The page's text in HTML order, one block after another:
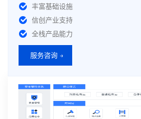
丰富基础设施
信创产业支持
全栈产品能力
服务咨询 →